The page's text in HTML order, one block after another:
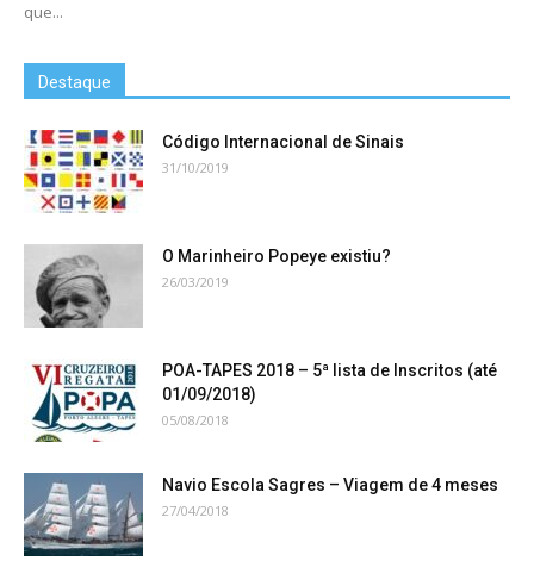
que...
Destaque
Código Internacional de Sinais
31/10/2019
O Marinheiro Popeye existiu?
26/03/2019
POA-TAPES 2018 – 5ª lista de Inscritos (até
01/09/2018)
05/08/2018
Navio Escola Sagres – Viagem de 4 meses
27/04/2018